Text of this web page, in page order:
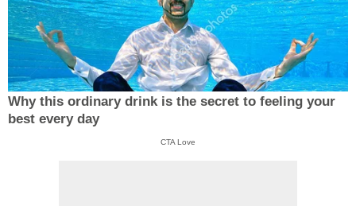
Why this ordinary drink is the secret to feeling your
best every day
CTA Love